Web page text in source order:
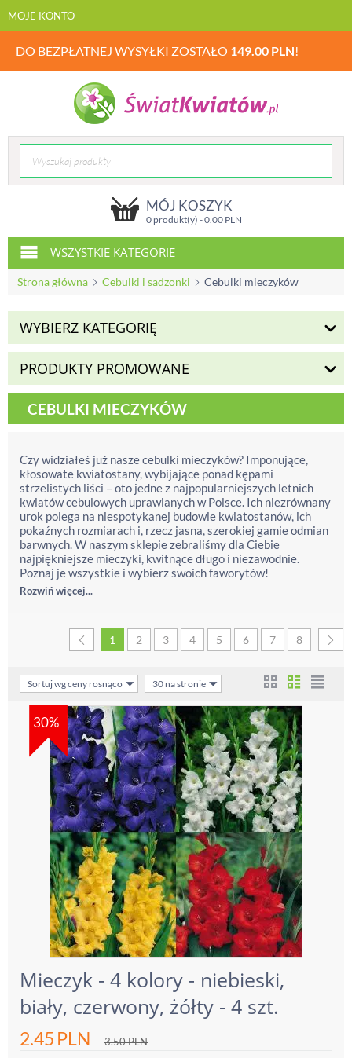
MOJE KONTO
DO BEZPŁATNEJ WYSYŁKI ZOSTAŁO 149.00 PLN!
MÓJ KOSZYK
0 produkt(y) -0.00PLN
WSZYSTKIE KATEGORIE
Strona główna Cebulki i sadzonki Cebulki mieczyków
WYBIERZ KATEGORIĘ
PRODUKTY PROMOWANE
CEBULKI MIECZYKÓW
Czy widziałeś już nasze cebulki mieczyków? Imponujące,
kłosowate kwiatostany, wybijające ponad kępami
strzelistych liści – oto jedne z najpopularniejszych letnich
kwiatów cebulowych uprawianych w Polsce. Ich niezrównany
urok polega na niespotykanej budowie kwiatostanów, ich
pokaźnych rozmiarach i, rzecz jasna, szerokiej gamie odmian
barwnych. W naszym sklepie zebraliśmy dla Ciebie
najpiękniejsze mieczyki, kwitnące długo i niezawodnie.
Poznaj je wszystkie i wybierz swoich faworytów!
Rozwiń więcej...
1 2 3 4 5 6 7 8
Sortuj wg ceny rosnąco 30 na stronie
30%
Mieczyk - 4 kolory - niebieski,
biały, czerwony, żółty - 4 szt.
2.45 PLN 3.50PLN